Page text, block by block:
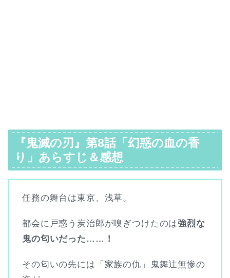
『鬼滅の刃』第8話「幻惑の血の香
り」あらすじ＆感想
任務の舞台は東京、浅草。
都会に戸惑う炭治郎が嗅ぎつけたのは強烈な
鬼の匂いだった……！
その匂いの先には「家族の仇」鬼舞辻無惨の